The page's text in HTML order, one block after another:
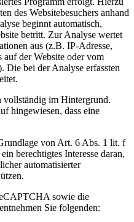
des Websitebesuchers anhand
beginnt automatisch,
betritt. Zur Analyse wertet
aus (z.B. IP-Adresse,
auf der Website oder vom
Die bei der Analyse erfassten
im Hintergrund.
hingewiesen, dass eine
von Art. 6 Abs. 1 lit. f
berechtigtes Interesse daran,
automatisierter
sowie die
Sie folgenden: